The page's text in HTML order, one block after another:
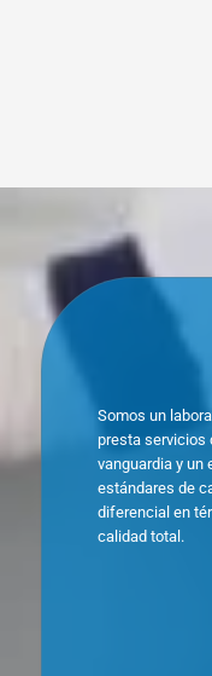
Somos un
presta servicios
vanguardia y un
estándares de
diferencial en
calidad total.